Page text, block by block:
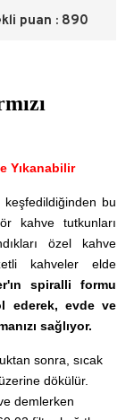
puan : 890
Yıkanabilir
bu
kahve tutkunları
özel kahve
kahveler elde
spiralli formu
ederek, evde ve
sağlıyor.
sonra, sıcak
dökülür.
demlerken